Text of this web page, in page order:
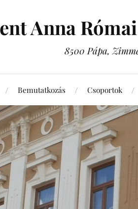
Anna
8500 Pápa,
Bemutatkozás Csoportok